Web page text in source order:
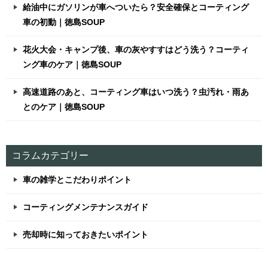
給油中にガソリンが車へついたら？安全確保とコーティング
車の初動｜徳島SOUP
花火大会・キャンプ後、車の灰やすすはどう洗う？コーティ
ング車のケア｜徳島SOUP
高速道路のあと、コーティング車はいつ洗う？虫汚れ・雨あ
とのケア｜徳島SOUP
コラムカテゴリー
車の雑学とこだわりポイント
コーティングメンテナンスガイド
売却時に知っておきたいポイント